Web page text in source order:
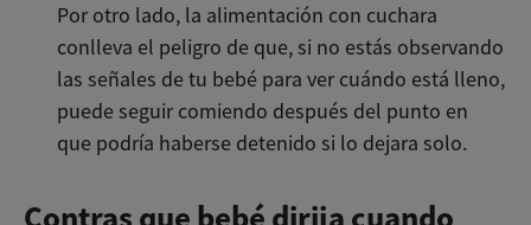
Por otro lado, la alimentación con cuchara
conlleva el peligro de que, si no estás observando
las señales de tu bebé para ver cuándo está lleno,
puede seguir comiendo después del punto en
que podría haberse detenido si lo dejara solo.